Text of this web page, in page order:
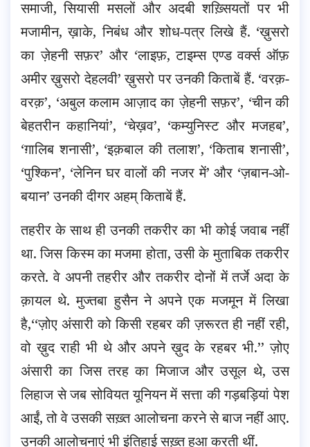
समाजी, सियासी मसलों और अदबी शख़्सियतों पर भी
मजामीन, ख़ाके, निबंध और शोध-पत्र लिखे हैं. ‘ख़ुसरो
का ज़ेहनी सफ़र’ और ‘लाइफ़, टाइम्स एण्ड वर्क्स ऑफ़
अमीर ख़ुसरो देहलवी’ ख़ुसरो पर उनकी किताबें हैं. ‘वरक़-
वरक़’, ‘अबुल कलाम आज़ाद का ज़ेहनी सफ़र’, ‘चीन की
बेहतरीन कहानियां’, ‘चेख़व’, ‘कम्युनिस्ट और मजहब’,
‘ग़ालिब शनासी’, ‘इक़बाल की तलाश’, ‘किताब शनासी’,
‘पुश्किन’, ‘लेनिन घर वालों की नजर में’ और ‘ज़बान-ओ-
बयान’ उनकी दीगर अहम् किताबें हैं.
तहरीर के साथ ही उनकी तकरीर का भी कोई जवाब नहीं
था. जिस किस्म का मजमा होता, उसी के मुताबिक तकरीर
करते. वे अपनी तहरीर और तकरीर दोनों में तर्जे अदा के
क़ायल थे. मुज्तबा हुसैन ने अपने एक मजमून में लिखा
है,‘‘ज़ोए अंसारी को किसी रहबर की ज़रूरत ही नहीं रही,
वो ख़ुद राही भी थे और अपने ख़ुद के रहबर भी.’’ ज़ोए
अंसारी का जिस तरह का मिजाज और उसूल थे, उस
लिहाज से जब सोवियत यूनियन में सत्ता की गड़बड़ियां पेश
आईं, तो वे उसकी सख़्त आलोचना करने से बाज नहीं आए.
उनकी आलोचनाएं भी इंतिहाई सख़्त हुआ करती थीं.